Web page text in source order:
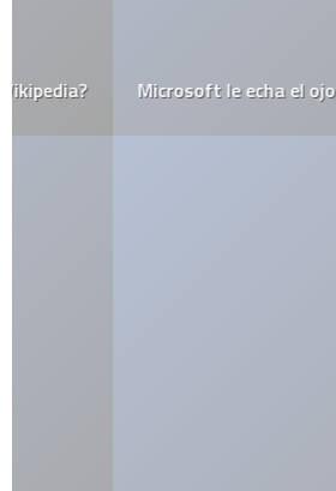
Microsoft le echa el ojo a Facebook